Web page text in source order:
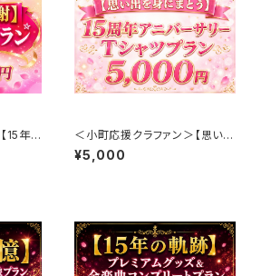
15年
＜小町応援クラファン＞【思い出
を身にまとう】15周年アニバーサ
リーTシャツプラン
¥5,000